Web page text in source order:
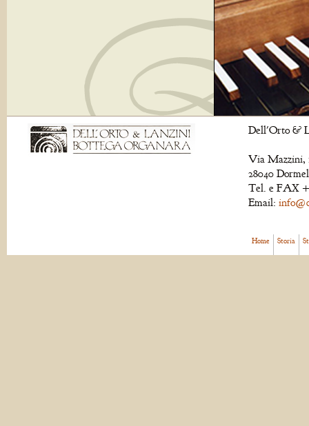
Dell'Orto &
Via Mazzini,
28040
Tel. e FAX
Email:
Home Storia